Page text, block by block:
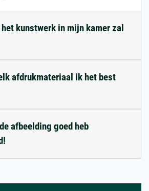
kunstwerk in mijn kamer zal
afdrukmateriaal ik het best
afbeelding goed heb